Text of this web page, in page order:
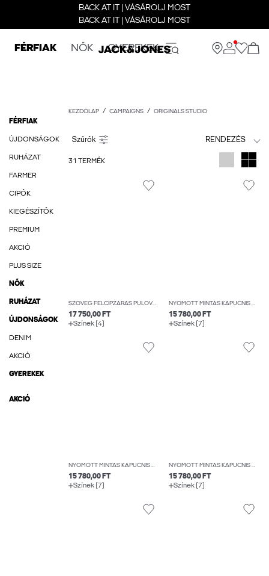
BACK AT IT | VÁSÁROLJ MOST
BACK AT IT | VÁSÁROLJ MOST
FÉRFIAK NŐK GYEREKEK
FÉRFIAK
ÚJDONSÁGOK
RUHÁZAT
FARMER
CIPŐK
KIEGÉSZÍTŐK
PREMIUM
AKCIÓ
PLUS SIZE
NŐK
RUHÁZAT
ÚJDONSÁGOK
DENIM
AKCIÓ
GYEREKEK
AKCIÓ
KEZDŐLAP CAMPAIGNS ORIGINALS STUDIO
RENDEZÉS
31 TERMÉK
SZÖVEG FÉLCIPZÁRAS PULÓVER
17 750,00 FT
Színek (4)
NYOMOTT MINTÁS KAPUCNIS FELSŐ
15 780,00 FT
Színek (7)
NYOMOTT MINTÁS KAPUCNIS FELSŐ
15 780,00 FT
Színek (7)
NYOMOTT MINTÁS KAPUCNIS FELSŐ
15 780,00 FT
Színek (7)